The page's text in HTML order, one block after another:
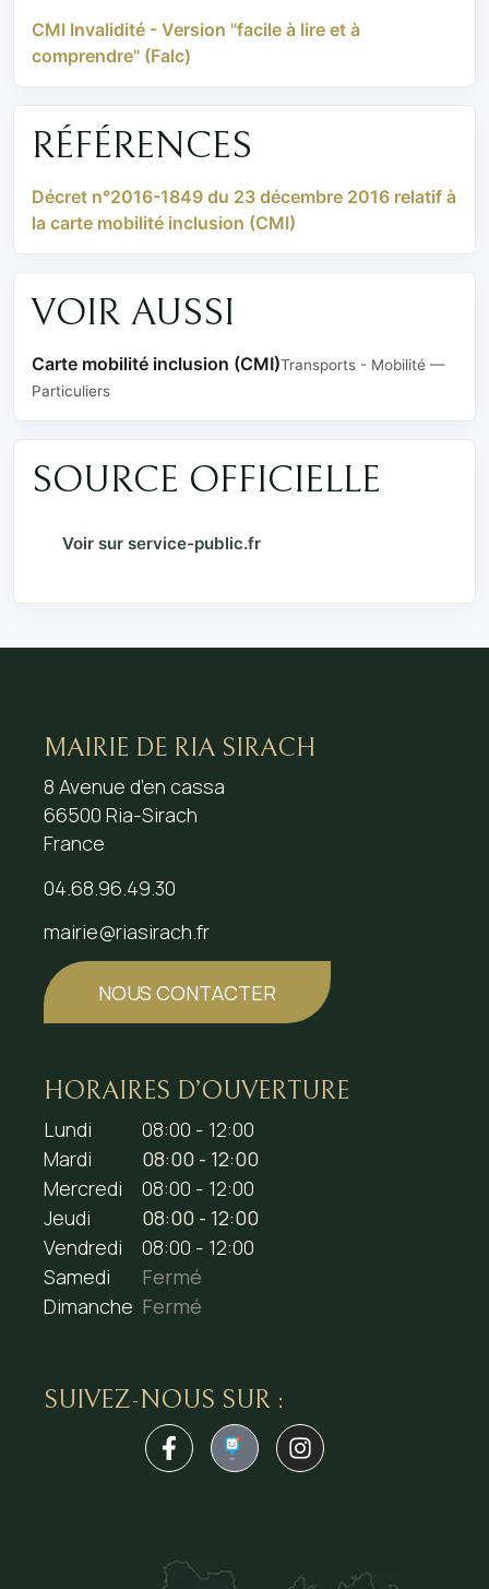
CMI Invalidité - Version "facile à lire et à
comprendre" (Falc)
RÉFÉRENCES
Décret n°2016-1849 du 23 décembre 2016 relatif à
la carte mobilité inclusion (CMI)
VOIR AUSSI
Carte mobilité inclusion (CMI)Transports - Mobilité —
Particuliers
SOURCE OFFICIELLE
Voir sur service-public.fr
MAIRIE DE RIA SIRACH
8 Avenue d’en cassa
66500 Ria-Sirach
France
04.68.96.49.30
mairie@riasirach.fr
NOUS CONTACTER
HORAIRES D’OUVERTURE
Lundi
08:00 - 12:00
Mardi
08:00 - 12:00
Mercredi
08:00 - 12:00
Jeudi
08:00 - 12:00
Vendredi
08:00 - 12:00
Samedi
Fermé
Dimanche Fermé
SUIVEZ-NOUS SUR :
1